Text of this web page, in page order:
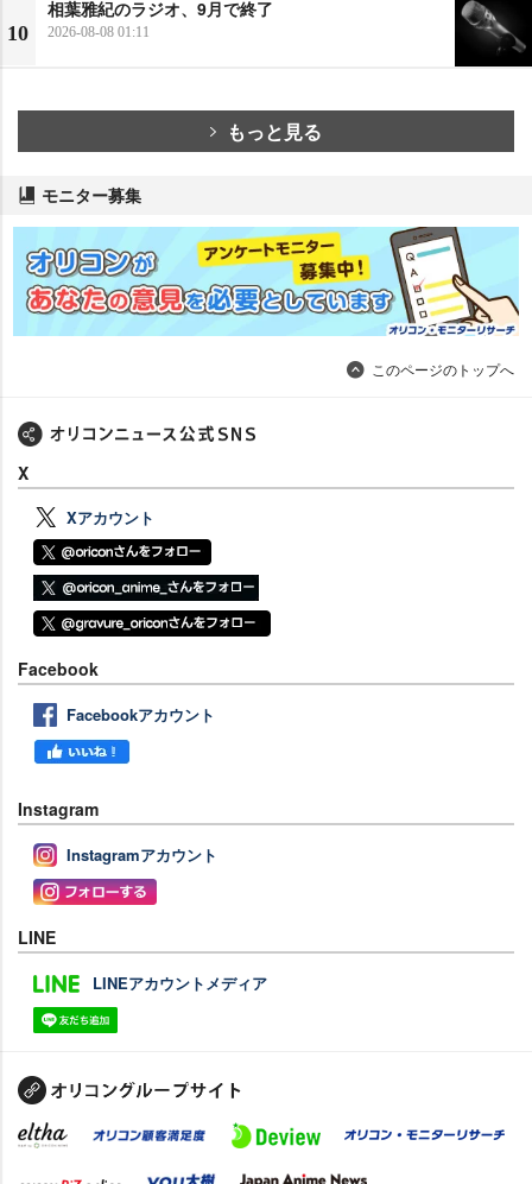
10
相葉雅紀のラジオ、9月で終了
2026-08-08 01:11
もっと見る
モニター募集
このページのトップへ
X
Xアカウント
Facebook
Facebookアカウント
Instagram
Instagramアカウント
LINE
LINEアカウントメディア